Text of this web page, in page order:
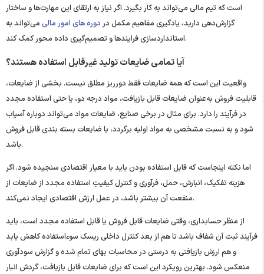
است که تیم مالی می‌تواند به کار بگیرد. اگر نیاز به ارتقای این مهارت‌ها و ساختار
گزارش‌دهی دارید، یادگیری مفاهیم مکمل در دوره های امور مالی می‌تواند به
استانداردسازی فرایندها و تصمیم‌گیری داده‌ محور کمک کند.
آیا تمامی ضایعات تولید غیرقابل استفاده هستند؟
واقعیت این است که همه ضایعات فقط دورریز مطلق نیست. بخشی از ضایعات،
قابلیت فروش به‌عنوان ضایعات قابل بازیافت، مواد درجه دو، یا حتی استفاده مجدد
در فرآیند را دارد. برای مثال در برخی صنایع، ضایعات مواد می‌تواند دوباره آسیاب
شود و به نسبت مشخصی به مواد اولیه برگردد، یا ضایعات بسته ‌بندی قابل فروش
باشد.
اما نکته اینجاست که قابل استفاده بودن باید با معیار اقتصادی سنجیده شود. اگر
هزینه تفکیک، انبارش، حمل، فرآوری و کنترل کیفیتِ استفاده مجدد از ضایعات از
منفعت آن بیشتر باشد، در عمل ارزش اقتصادی ایجاد نمی‌کند.
از منظر حسابداری، وقتی ضایعات قابل فروش یا قابل استفاده مجدد است، باید
فرآیند ثبت آن شفاف باشد تا هم از بعد کنترل داخلی ریسک سوءاستفاده کاهش یابد
و هم ارزش بازیافتی به درستی در محاسبات بهای تمام‌ شده و گزارش سودآوری
منعکس شود. بهترین رویکرد این است که برای ضایعات قابل بازیافت، گردش انبار